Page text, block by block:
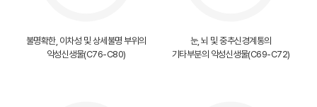
불명확한, 이차성 및 상세불명 부위의
악성신생물(C76-C80)
눈, 뇌 및 중추신경계통의
기타부분의 악성신생물(C69-C72)